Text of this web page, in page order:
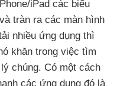
iPad các biểu
và tràn ra các màn hình
nhiều ứng dụng thì
khăn trong việc tìm
chúng. Có một cách
các ứng dụng đó là